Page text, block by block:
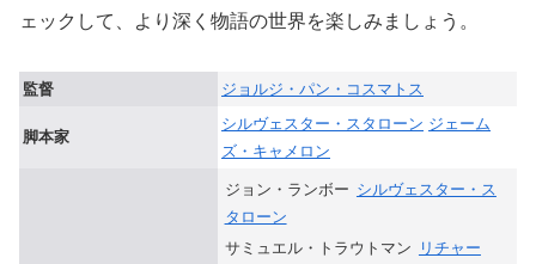
ェックして、より深く物語の世界を楽しみましょう。
監督 ジョルジ・パン・コスマトス
脚本家
シルヴェスター・スタローン ジェーム
ズ・キャメロン
ジョン・ランボー シルヴェスター・ス
タローン
サミュエル・トラウトマン
リチャー